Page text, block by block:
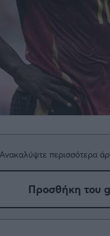
Ανακαλύψτε περισσότερα
Προσθήκη του